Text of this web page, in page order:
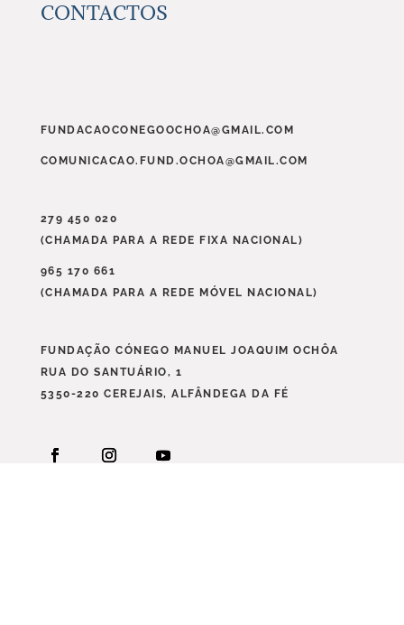
CONTACTOS
FUNDACAOCONEGOOCHOA@GMAIL.COM
COMUNICACAO.FUND.OCHOA@GMAIL.COM
279 450 020
(CHAMADA PARA A REDE FIXA NACIONAL)
965 170 661
(CHAMADA PARA A REDE MÓVEL NACIONAL)
FUNDAÇÃO CÓNEGO MANUEL JOAQUIM OCHÔA
RUA DO SANTUÁRIO, 1
5350-220 CEREJAIS, ALFÂNDEGA DA FÉ